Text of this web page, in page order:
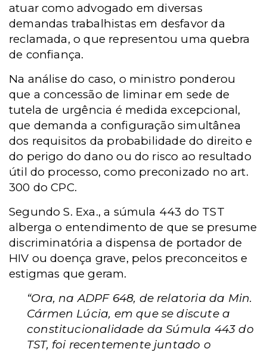
atuar como advogado em diversas
demandas trabalhistas em desfavor da
reclamada, o que representou uma quebra
de confiança.
Na análise do caso, o ministro ponderou
que a concessão de liminar em sede de
tutela de urgência é medida excepcional,
que demanda a configuração simultânea
dos requisitos da probabilidade do direito e
do perigo do dano ou do risco ao resultado
útil do processo, como preconizado no art.
300 do CPC.
Segundo S. Exa., a súmula 443 do TST
alberga o entendimento de que se presume
discriminatória a dispensa de portador de
HIV ou doença grave, pelos preconceitos e
estigmas que geram.
“Ora, na ADPF 648, de relatoria da Min.
Cármen Lúcia, em que se discute a
constitucionalidade da Súmula 443 do
TST, foi recentemente juntado o